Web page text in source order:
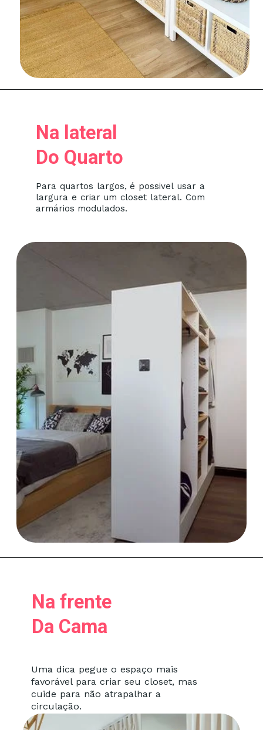
Para quartos largos, é possivel usar a
largura e criar um closet lateral. Com
armários modulados.
Na lateral
Do Quarto
Uma dica pegue o espaço mais
favorável para criar seu closet, mas
cuide para não atrapalhar a
circulação.
Na frente
Da Cama